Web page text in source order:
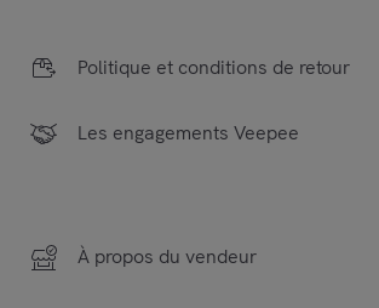
Politique et conditions de retour
Les engagements Veepee
À propos du vendeur